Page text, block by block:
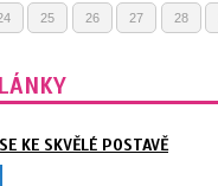
25 26 27 28
KE SKVĚLÉ POSTAVĚ